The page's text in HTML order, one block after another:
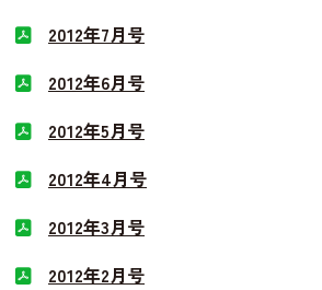
2012年7月号
2012年6月号
2012年5月号
2012年4月号
2012年3月号
2012年2月号